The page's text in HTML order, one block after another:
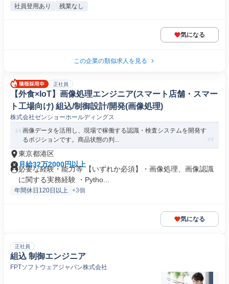
社員登用あり 残業なし
気になる
この企業の類似求人を見る
正社員
【外食×IoT】画像処理エンジニア(スマート店舗・スマー
ト工場向け) 組込/制御設計/開発(画像処理)
株式会社ゼンショーホールディングス
画像データを活用し、現場で稼働する認識・検査システムを開発す
るポジションです。商品状態の判...
東京都港区
月給32万2000円以上
必要な経験・能力等 【いずれか必須】・画像処理、画像認識
に関する実務経験 ・Pytho...
年間休日120日以上 +3個
気になる
正社員
組込 制御エンジニア
FPTソフトウェアジャパン株式会社